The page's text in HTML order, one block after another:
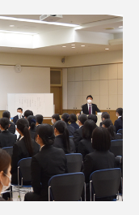
イベント
プライベート